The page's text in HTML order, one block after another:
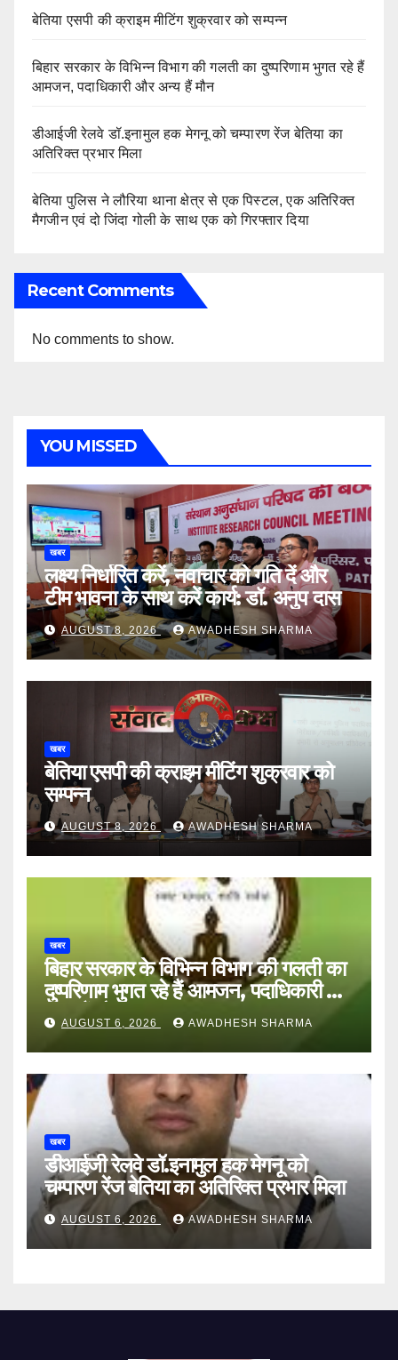
बेतिया एसपी की क्राइम मीटिंग शुक्रवार को सम्पन्न
बिहार सरकार के विभिन्न विभाग की गलती का दुष्परिणाम भुगत रहे हैं
आमजन, पदाधिकारी और अन्य हैं मौन
डीआईजी रेलवे डॉ.इनामुल हक मेगनू को चम्पारण रेंज बेतिया का
अतिरिक्त प्रभार मिला
बेतिया पुलिस ने लौरिया थाना क्षेत्र से एक पिस्टल, एक अतिरिक्त
मैगजीन एवं दो जिंदा गोली के साथ एक को गिरफ्तार दिया
Recent Comments
No comments to show.
YOU MISSED
खबर
लक्ष्य निर्धारित करें, नवाचार को गति दें और
टीम भावना के साथ करें कार्य: डॉ. अनुप दास
AUGUST 8, 2026 AWADHESH SHARMA
खबर
बेतिया एसपी की क्राइम मीटिंग शुक्रवार को
सम्पन्न
AUGUST 8, 2026 AWADHESH SHARMA
खबर
बिहार सरकार के विभिन्न विभाग की गलती का
दुष्परिणाम भुगत रहे हैं आमजन, पदाधिकारी और
अन्य हैं मौन
AUGUST 6, 2026 AWADHESH SHARMA
खबर
डीआईजी रेलवे डॉ.इनामुल हक मेगनू को
चम्पारण रेंज बेतिया का अतिरिक्त प्रभार मिला
AUGUST 6, 2026 AWADHESH SHARMA